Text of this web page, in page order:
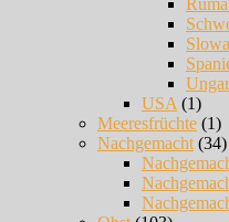
USA (1)
Meeresfrüchte (1)
Nachgemacht (34)